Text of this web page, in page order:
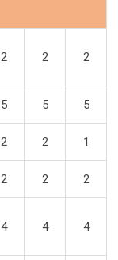
2 2 2
5 5 5
2 2 1
2 2 2
4 4 4